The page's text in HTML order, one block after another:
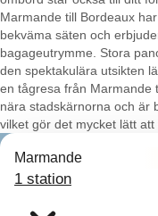
Marmande till Bordeaux
bekväma säten och
bagageutrymme. Stora
den spektakulära utsikten
en tågresa från Marmande
nära stadskärnorna och är
vilket gör det mycket lätt att
Marmande
1 station